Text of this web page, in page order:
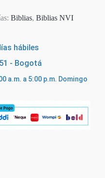
Biblias, Biblias NVI
hábiles
- Bogotá
a.m. a 5:00 p.m. Domingo